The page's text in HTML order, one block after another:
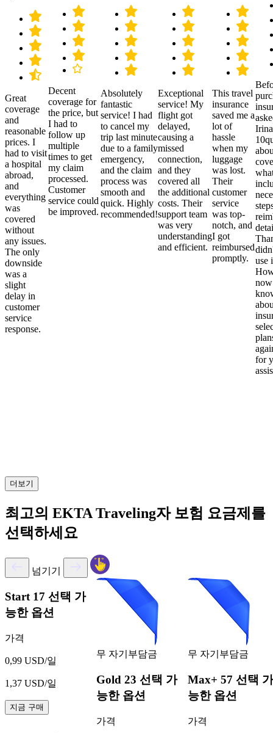
Great
coverage
and
reasonable
prices. I
had to visit
a hospital
abroad,
and
everything
was
covered
without
any issues.
The only
downside
was a
slight
delay in
customer
service
response.
Decent
coverage for
the price, but
I had to
follow up
multiple
times to get
my claim
processed.
Customer
service could
be improved.
Absolutely
fantastic
service! I had
to cancel my
trip last minute
due to a family
emergency,
and the claim
process was
smooth and
quick. Highly
recommended!
Exceptional
service! My
flight got
delayed,
causing a
missed
connection,
and they
covered all
the additional
costs. Their
support team
was very
understanding
and efficient.
This travel
insurance
saved me a
lot of
hassle
when my
luggage
was lost.
Their
customer
service
was top-
notch, and
I got
reimbursed
promptly.
use
for
더보기
최고의 EKTA Traveling자 보험 요금제를
선택하세요
넘기기
Start 17 선택 가
능한 옵션
가격
0,99 USD/일
1,37 USD/일
지금 구매
무 자기부담금
Gold 23 선택 가
능한 옵션
가격
무 자기부담금
Max+ 57 선택 가
능한 옵션
가격